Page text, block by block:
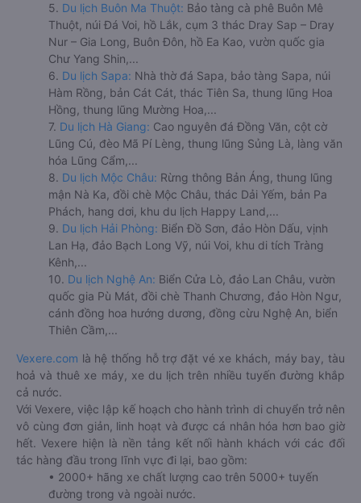
5. Du lịch Buôn Ma Thuột: Bảo tàng cà phê Buôn Mê
Thuột, núi Đá Voi, hồ Lắk, cụm 3 thác Dray Sap – Dray
Nur – Gia Long, Buôn Đôn, hồ Ea Kao, vườn quốc gia
Chư Yang Shin,...
6. Du lịch Sapa: Nhà thờ đá Sapa, bảo tàng Sapa, núi
Hàm Rồng, bản Cát Cát, thác Tiên Sa, thung lũng Hoa
Hồng, thung lũng Mường Hoa,...
7. Du lịch Hà Giang: Cao nguyên đá Đồng Văn, cột cờ
Lũng Cú, đèo Mã Pí Lèng, thung lũng Sủng Là, làng văn
hóa Lũng Cẩm,...
8. Du lịch Mộc Châu: Rừng thông Bản Áng, thung lũng
mận Nà Ka, đồi chè Mộc Châu, thác Dải Yếm, bản Pa
Phách, hang dơi, khu du lịch Happy Land,...
9. Du lịch Hải Phòng: Biển Đồ Sơn, đảo Hòn Dấu, vịnh
Lan Hạ, đảo Bạch Long Vỹ, núi Voi, khu di tích Tràng
Kênh,...
10. Du lịch Nghệ An: Biển Cửa Lò, đảo Lan Châu, vườn
quốc gia Pù Mát, đồi chè Thanh Chương, đảo Hòn Ngư,
cánh đồng hoa hướng dương, đồng cừu Nghệ An, biển
Thiên Cầm,...
Vexere.com là hệ thống hỗ trợ đặt vé xe khách, máy bay, tàu
hoả và thuê xe máy, xe du lịch trên nhiều tuyến đường khắp
cả nước.
Với Vexere, việc lập kế hoạch cho hành trình di chuyển trở nên
vô cùng đơn giản, linh hoạt và được cá nhân hóa hơn bao giờ
hết. Vexere hiện là nền tảng kết nối hành khách với các đối
tác hàng đầu trong lĩnh vực đi lại, bao gồm:
• 2000+ hãng xe chất lượng cao trên 5000+ tuyến
đường trong và ngoài nước.